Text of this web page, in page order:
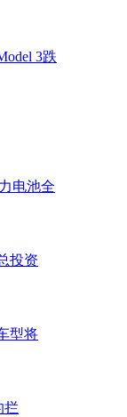
3跌
电池全
投资
型将
拦